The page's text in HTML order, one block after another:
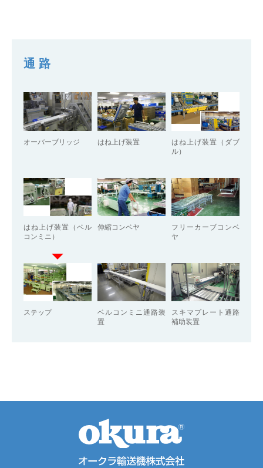
通路
オーバーブリッジ はね上げ装置
はね上げ装置（ダブ
ル）
はね上げ装置（ベル
コンミニ）
伸縮コンベヤ
フリーカーブコンベ
ヤ
ステップ
ベルコンミニ通路装
置
スキマプレート通路
補助装置